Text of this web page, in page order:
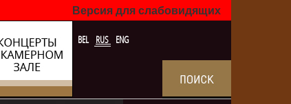
Версия для слабовидящих
BEL RUS ENG